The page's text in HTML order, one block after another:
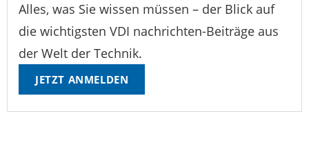
Alles, was Sie wissen müssen – der Blick auf
die wichtigsten VDI nachrichten-Beiträge aus
der Welt der Technik.
JETZT ANMELDEN